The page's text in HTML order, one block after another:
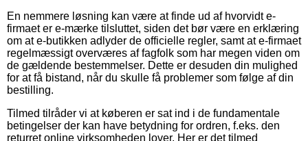
En nemmere løsning kan være at finde ud af hvorvidt e-
firmaet er e-mærke tilsluttet, siden det bør være en erklæring
om at e-butikken adlyder de officielle regler, samt at e-firmaet
regelmæssigt overværes af fagfolk som har megen viden om
de gældende bestemmelser. Dette er desuden din mulighed
for at få bistand, når du skulle få problemer som følge af din
bestilling.
Tilmed tilråder vi at køberen er sat ind i de fundamentale
betingelser der kan have betydning for ordren, f.eks. den
returret online virksomheden lover. Her er det tilmed